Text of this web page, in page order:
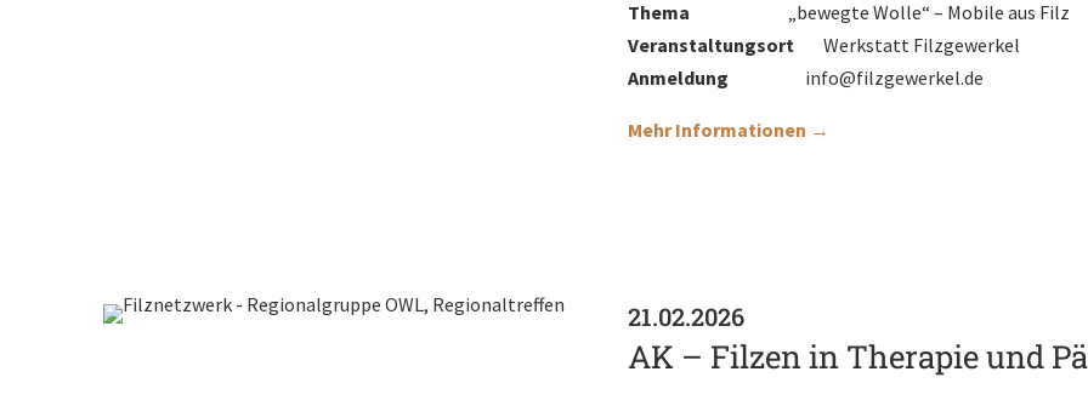
Thema „bewegte Wolle“ – Mobile aus Filz
Veranstaltungsort Werkstatt Filzgewerkel
Anmeldung info@filzgewerkel.de
Mehr Informationen →
21.02.2026
AK – Filzen in Therapie und